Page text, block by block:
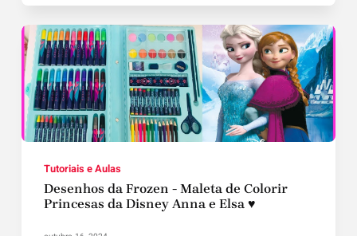
Tutoriais e Aulas
Desenhos da Frozen - Maleta de Colorir
Princesas da Disney Anna e Elsa ♥